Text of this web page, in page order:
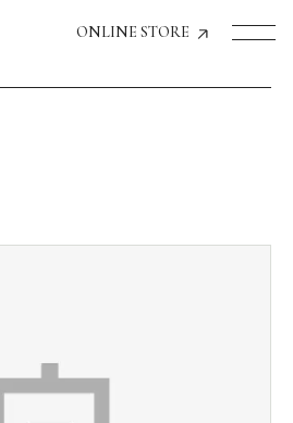
ONLINE STORE
経営のお客様
機能の活用方法